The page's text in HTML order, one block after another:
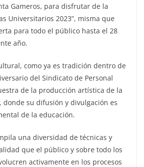
Gameros, para disfrutar de la
Universitarios 2023”, misma que
para todo el público hasta el 28
año.
como ya es tradición dentro de
del Sindicato de Personal
de la producción artística de la
donde su difusión y divulgación es
de la educación.
una diversidad de técnicas y
que el público y sobre todo los
activamente en los procesos